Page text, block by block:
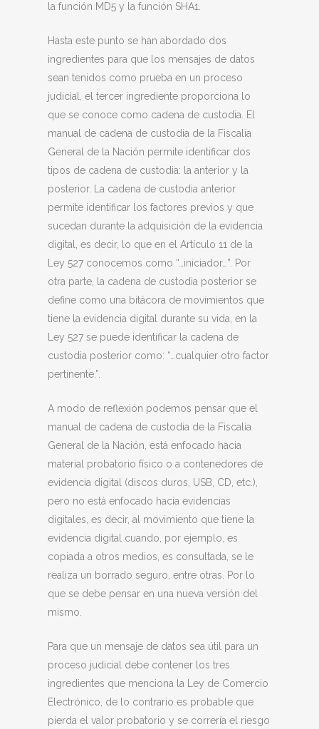
la función MD5 y la función SHA1.
Hasta este punto se han abordado dos
ingredientes para que los mensajes de datos
sean tenidos como prueba en un proceso
judicial, el tercer ingrediente proporciona lo
que se conoce como cadena de custodia. El
manual de cadena de custodia de la Fiscalía
General de la Nación permite identificar dos
tipos de cadena de custodia: la anterior y la
posterior. La cadena de custodia anterior
permite identificar los factores previos y que
sucedan durante la adquisición de la evidencia
digital, es decir, lo que en el Artículo 11 de la
Ley 527 conocemos como “…iniciador…”. Por
otra parte, la cadena de custodia posterior se
define como una bitácora de movimientos que
tiene la evidencia digital durante su vida, en la
Ley 527 se puede identificar la cadena de
custodia posterior como: “…cualquier otro factor
pertinente.”.
A modo de reflexión podemos pensar que el
manual de cadena de custodia de la Fiscalía
General de la Nación, está enfocado hacia
material probatorio físico o a contenedores de
evidencia digital (discos duros, USB, CD, etc.),
pero no está enfocado hacia evidencias
digitales, es decir, al movimiento que tiene la
evidencia digital cuando, por ejemplo, es
copiada a otros medios, es consultada, se le
realiza un borrado seguro, entre otras. Por lo
que se debe pensar en una nueva versión del
mismo.
Para que un mensaje de datos sea útil para un
proceso judicial debe contener los tres
ingredientes que menciona la Ley de Comercio
Electrónico, de lo contrario es probable que
pierda el valor probatorio y se correría el riesgo